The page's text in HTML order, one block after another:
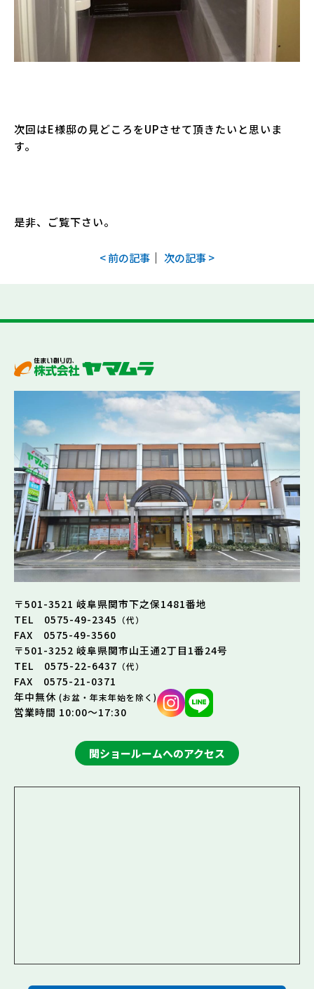
次回はE様邸の見どころをUPさせて頂きたいと思いま
す。
是非、ご覧下さい。
< 前の記事 ｜ 次の記事 >
〒501-3521 岐阜県関市下之保1481番地
TEL 0575-49-2345 （代）
FAX 0575-49-3560
〒501-3252 岐阜県関市山王通2丁目1番24号
TEL 0575-22-6437 （代）
FAX 0575-21-0371
年中無休 (お盆・年末年始を除く)
営業時間 10:00～17:30
関ショールームへのアクセス